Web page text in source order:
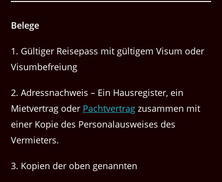
Belege
1. Gültiger Reisepass mit gültigem Visum oder
Visumbefreiung
2. Adressnachweis – Ein Hausregister, ein
Mietvertrag oder Pachtvertrag zusammen mit
einer Kopie des Personalausweises des
Vermieters.
3. Kopien der oben genannten